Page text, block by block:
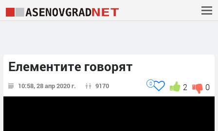
Елементите говорят
10:58, 28 апр 2020 г. 9170 0
2
0